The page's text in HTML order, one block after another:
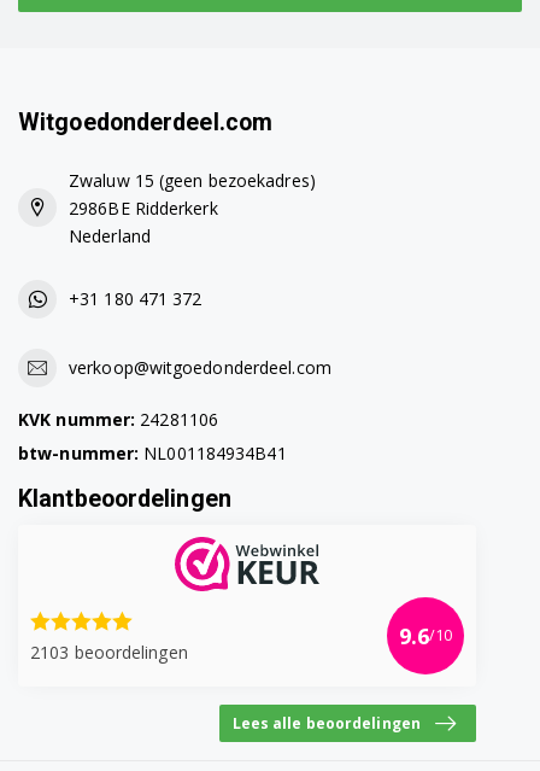
Witgoedonderdeel.com
Zwaluw 15 (geen bezoekadres)
2986BE Ridderkerk
Nederland
+31 180 471 372
verkoop@witgoedonderdeel.com
KVK nummer: 24281106
btw-nummer: NL001184934B41
Klantbeoordelingen
2103 beoordelingen
9.6/10
Lees alle beoordelingen